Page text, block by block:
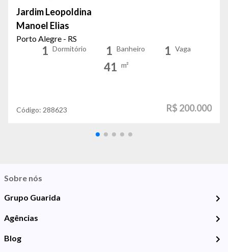
Jardim Leopoldina
Manoel Elias
Porto Alegre - RS
1 Dormitório 1 Banheiro 1 Vaga
41 m²
Código: 288623 R$ 200.000
Sobre nós
Grupo Guarida
Agências
Blog